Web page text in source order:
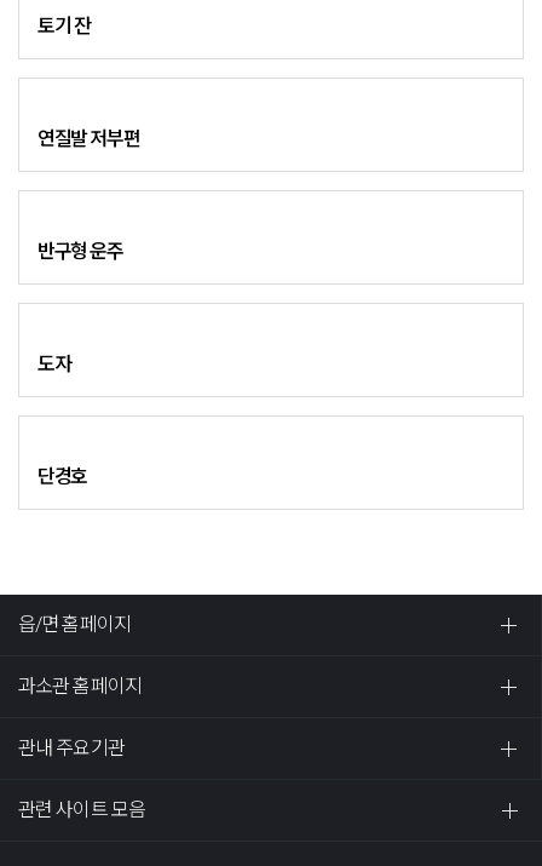
토기 잔
연질발 저부편
반구형 운주
도자
단경호
읍/면 홈페이지
과소관 홈페이지
관내 주요기관
관련 사이트 모음